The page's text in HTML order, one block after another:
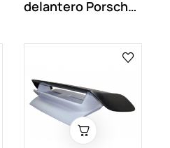
delantero Porsche